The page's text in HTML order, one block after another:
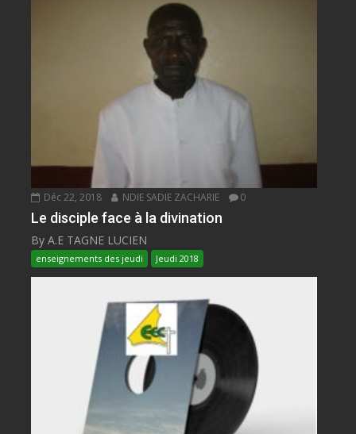
Déc 22, 2018 NDIE SADIE ZACHARIE 0
Le disciple face à la divination
By A.E TAGNE LUCIEN
enseignements des jeudi Jeudi 2018